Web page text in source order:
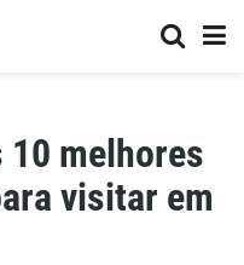
melhores
visitar em